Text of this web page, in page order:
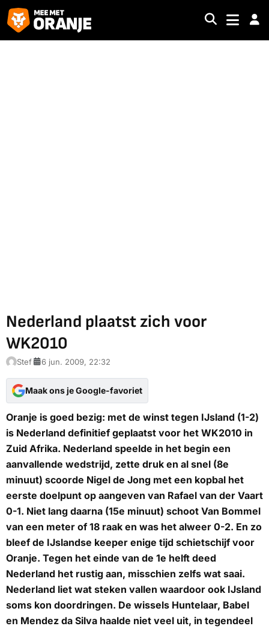
Nederland plaatst zich voor
WK2010
Stef 6 jun. 2009, 22:32
Maak ons je Google-favoriet
Oranje is goed bezig: met de winst tegen IJsland (1-2)
is Nederland definitief geplaatst voor het WK2010 in
Zuid Afrika. Nederland speelde in het begin een
aanvallende wedstrijd, zette druk en al snel (8e
minuut) scoorde Nigel de Jong met een kopbal het
eerste doelpunt op aangeven van Rafael van der Vaart
0-1. Niet lang daarna (15e minuut) schoot Van Bommel
van een meter of 18 raak en was het alweer 0-2. En zo
bleef de IJslandse keeper enige tijd schietschijf voor
Oranje. Tegen het einde van de 1e helft deed
Nederland het rustig aan, misschien zelfs wat saai.
Nederland liet wat steken vallen waardoor ook IJsland
soms kon doordringen. De wissels Huntelaar, Babel
en Mendez da Silva haalde niet veel uit, in tegendeel